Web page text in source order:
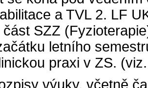
a TVL 2. LF
SZZ
letního
praxi v ZS.
výuky, včetně